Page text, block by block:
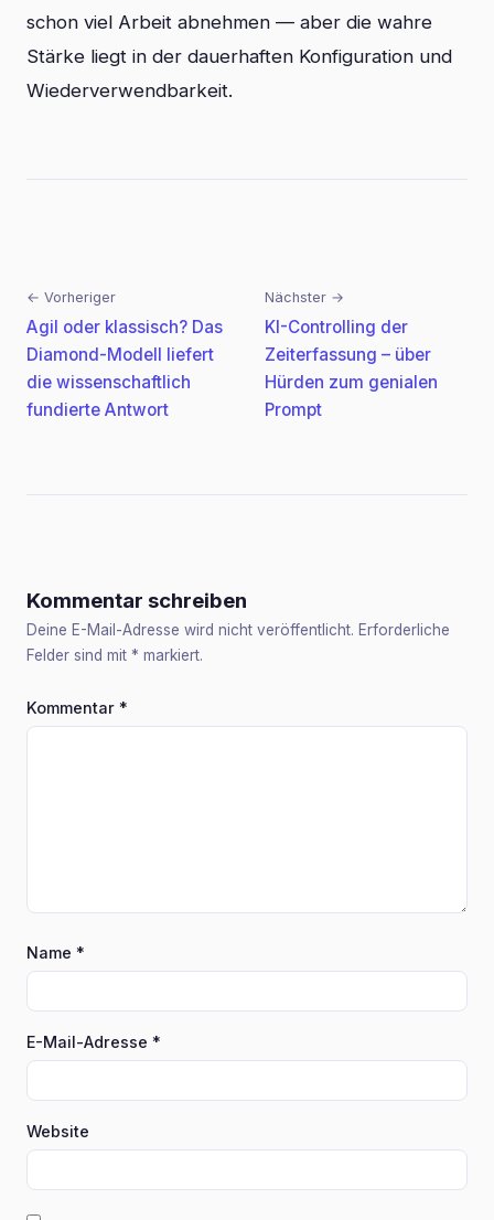
schon viel Arbeit abnehmen — aber die wahre
Stärke liegt in der dauerhaften Konfiguration und
Wiederverwendbarkeit.
Beitragsnavigation
← Vorheriger
Agil oder klassisch? Das
Diamond-Modell liefert
die wissenschaftlich
fundierte Antwort
Nächster →
KI-Controlling der
Zeiterfassung – über
Hürden zum genialen
Prompt
Kommentar schreiben
Deine E-Mail-Adresse wird nicht veröffentlicht. Erforderliche
Felder sind mit * markiert.
Kommentar *
Name *
E-Mail-Adresse *
Website